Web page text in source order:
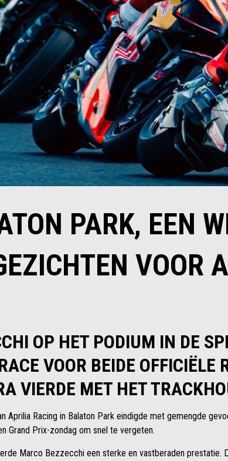
PARK, EEN
VOOR
OP HET PODIUM IN DE
VOOR BEIDE OFFICIËLE
VIERDE MET HET
Aprilia Racing in Balaton Park eindigde met gemengde
Grand Prix-zondag om snel te vergeten.
Marco Bezzecchi een sterke en vastberaden prestatie.